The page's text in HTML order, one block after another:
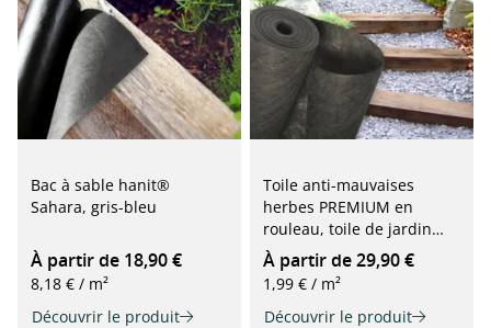
Bac à sable hanit®
Sahara, gris-bleu
À partir de 18,90 €
8,18 € / m²
Découvrir le produit
Toile anti-mauvaises
herbes PREMIUM en
rouleau, toile de jardin
pour lutter contre les
mauvaises herbes, 90
g/m², largeur 1 m, gris
À partir de 29,90 €
1,99 € / m²
Découvrir le produit